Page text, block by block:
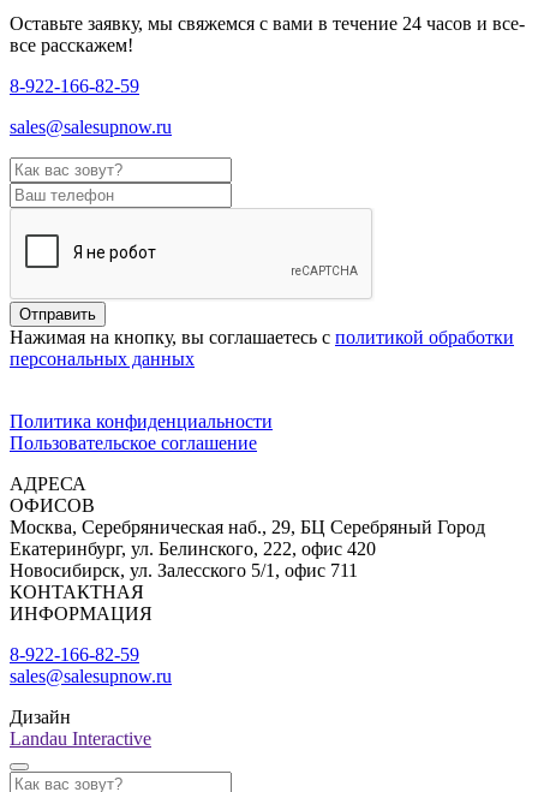
Оставьте заявку, мы свяжемся с вами в течение 24 часов и все-
все расскажем!
8-922-166-82-59
sales@salesupnow.ru
Отправить
Нажимая на кнопку, вы соглашаетесь с политикой обработки
персональных данных
Политика конфиденциальности
Пользовательское соглашение
АДРЕСА
ОФИСОВ
Москва, Серебряническая наб., 29, БЦ Серебряный Город
Екатеринбург, ул. Белинского, 222, офис 420
Новосибирск, ул. Залесского 5/1, офис 711
КОНТАКТНАЯ
ИНФОРМАЦИЯ
8-922-166-82-59
sales@salesupnow.ru
Дизайн
Landau Interactive